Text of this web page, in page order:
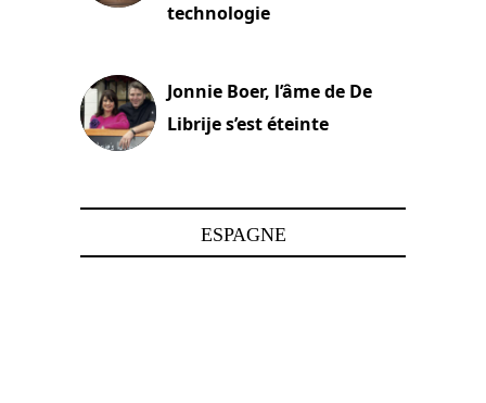
technologie
Jonnie Boer, l’âme de De
Librije s’est éteinte
ESPAGNE